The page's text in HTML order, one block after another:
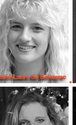
.